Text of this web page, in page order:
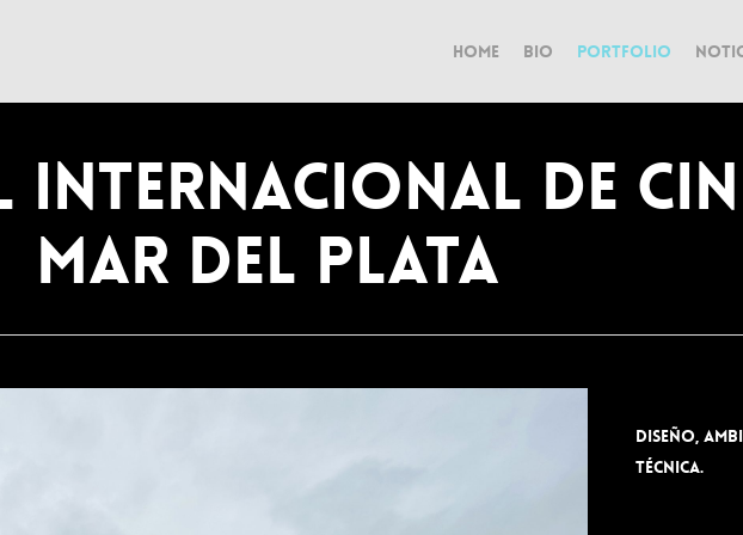
Home Bio Portfolio
internacional de
Mar del plata
Diseño,
técnica.